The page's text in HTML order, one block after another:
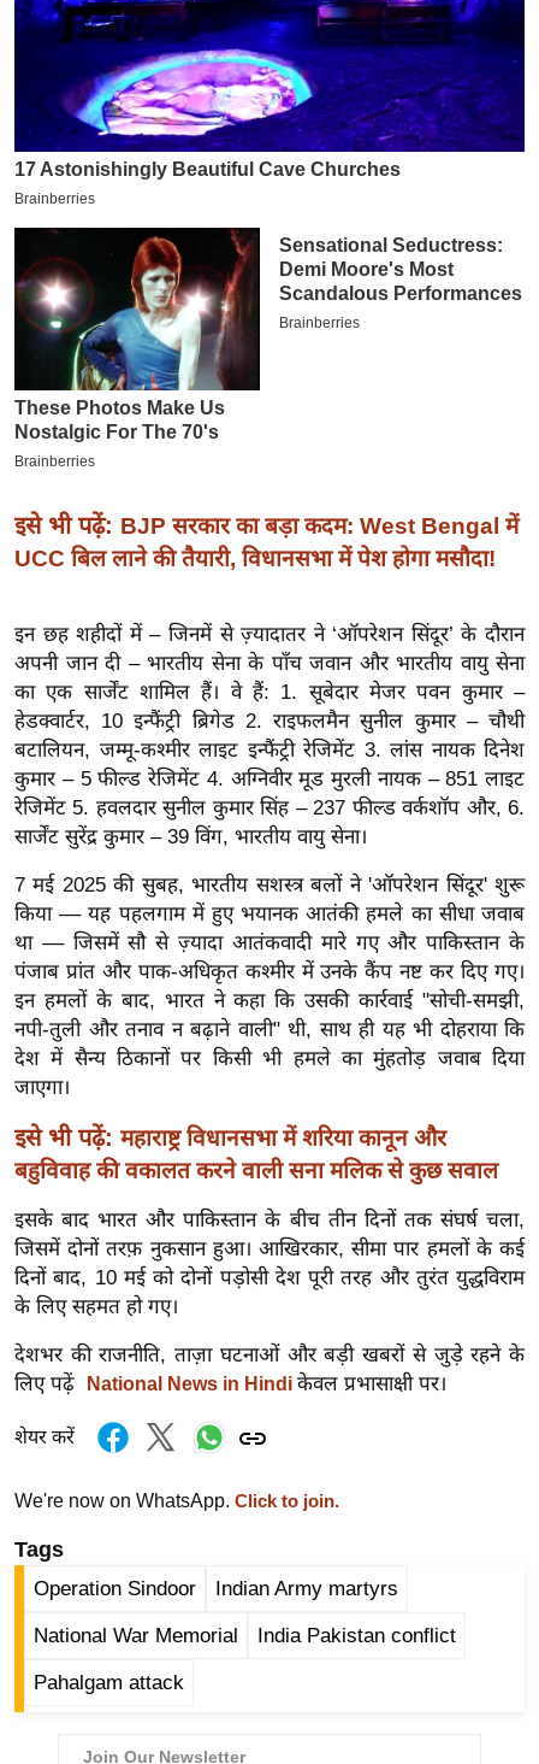
0
क्रा
इ
म
पे
प
मि
सा
ल
बे
मि
सा
श
ख्सि
य
त
यं
ग
इं
या
सा
हि
त्य
ज
ग
त
ऑ
टो
व
र्ल्ड
न्यू
ज
ब्री
फ
म
रं
न
ज
ग
बॉ
ली
इसे भी पढ़ें: BJP सरकार का बड़ा कदम: West Bengal में
UCC बिल लाने की तैयारी, विधानसभा में पेश होगा मसौदा!
इन छह शहीदों में – जिनमें से ज़्यादातर ने ‘ऑपरेशन सिंदूर’ के दौरान
अपनी जान दी – भारतीय सेना के पाँच जवान और भारतीय वायु सेना
का एक सार्जेंट शामिल हैं। वे हैं: 1. सूबेदार मेजर पवन कुमार –
हेडक्वार्टर, 10 इन्फैंट्री ब्रिगेड 2. राइफलमैन सुनील कुमार – चौथी
बटालियन, जम्मू-कश्मीर लाइट इन्फैंट्री रेजिमेंट 3. लांस नायक दिनेश
कुमार – 5 फील्ड रेजिमेंट 4. अग्निवीर मूड मुरली नायक – 851 लाइट
रेजिमेंट 5. हवलदार सुनील कुमार सिंह – 237 फील्ड वर्कशॉप और, 6.
सार्जेंट सुरेंद्र कुमार – 39 विंग, भारतीय वायु सेना।
7 मई 2025 की सुबह, भारतीय सशस्त्र बलों ने 'ऑपरेशन सिंदूर' शुरू
किया –– यह पहलगाम में हुए भयानक आतंकी हमले का सीधा जवाब
था –– जिसमें सौ से ज़्यादा आतंकवादी मारे गए और पाकिस्तान के
पंजाब प्रांत और पाक-अधिकृत कश्मीर में उनके कैंप नष्ट कर दिए गए।
इन हमलों के बाद, भारत ने कहा कि उसकी कार्रवाई "सोची-समझी,
नपी-तुली और तनाव न बढ़ाने वाली" थी, साथ ही यह भी दोहराया कि
देश में सैन्य ठिकानों पर किसी भी हमले का मुंहतोड़ जवाब दिया
जाएगा।
इसे भी पढ़ें: महाराष्ट्र विधानसभा में शरिया कानून और
बहुविवाह की वकालत करने वाली सना मलिक से कुछ सवाल
इसके बाद भारत और पाकिस्तान के बीच तीन दिनों तक संघर्ष चला,
जिसमें दोनों तरफ़ नुकसान हुआ। आखिरकार, सीमा पार हमलों के कई
दिनों बाद, 10 मई को दोनों पड़ोसी देश पूरी तरह और तुरंत युद्धविराम
के लिए सहमत हो गए।
देशभर की राजनीति, ताज़ा घटनाओं और बड़ी खबरों से जुड़े रहने के
लिए पढ़ें
National News in Hindi केवल प्रभासाक्षी पर।
शेयर करें
We're now on WhatsApp. Click to join.
Tags
Operation Sindoor Indian Army martyrs
National War Memorial India Pakistan conflict
Pahalgam attack